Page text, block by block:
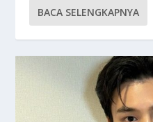
BACA SELENGKAPNYA